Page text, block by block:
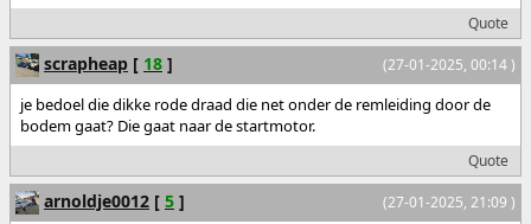
Quote
(27-01-2025, 00:14 )
scrapheap [ 18 ]
je bedoel die dikke rode draad die net onder de remleiding door de
bodem gaat? Die gaat naar de startmotor.
Quote
(27-01-2025, 21:09 )
arnoldje0012 [ 5 ]